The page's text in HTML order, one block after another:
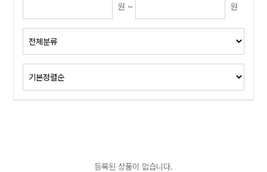
원 ~ 원
등록된 상품이 없습니다.